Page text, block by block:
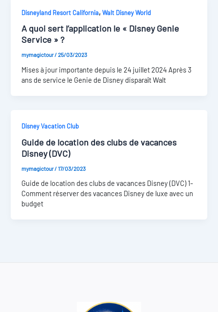
Disneyland Resort California,Walt Disney World
A quoi sert l’application le « Disney Genie
Service » ?
mymagictour/25/03/2023
Mises à jour importante depuis le 24 juillet 2024 Après 3
ans de service le Genie de Disney disparaît Walt
Disney Vacation Club
Guide de location des clubs de vacances
Disney (DVC)
mymagictour/17/03/2023
Guide de location des clubs de vacances Disney (DVC) 1-
Comment réserver des vacances Disney de luxe avec un
budget